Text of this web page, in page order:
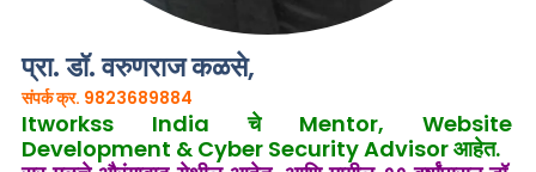
प्रा. डॉ. वरुणराज कळसे,
संपर्क क्र. 9823689884
Itworkss India चे Mentor, Website
Development & Cyber Security Advisor आहेत.